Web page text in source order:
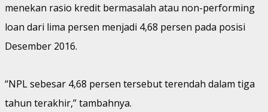
menekan rasio kredit bermasalah atau non-performing
loan dari lima persen menjadi 4,68 persen pada posisi
Desember 2016.
“NPL sebesar 4,68 persen tersebut terendah dalam tiga
tahun terakhir,” tambahnya.